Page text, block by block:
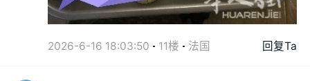
2026-6-16 18:03:50 11楼 法国 回复Ta